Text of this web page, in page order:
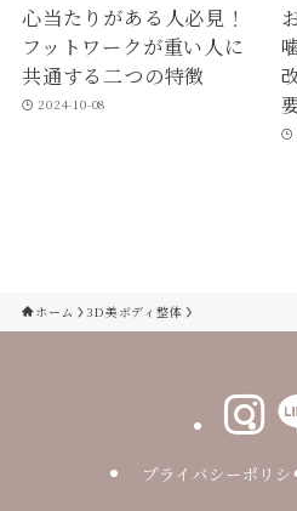
心当たりがある人必見！
フットワークが重い人に
共通する二つの特徴
2024-10-08
ホーム 3D美ボディ整体
プライバシーポリシ